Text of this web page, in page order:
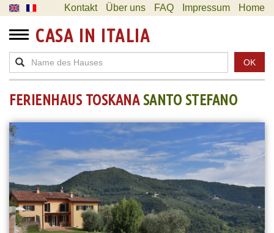
Kontakt Über uns FAQ Impressum Home
CASA IN ITALIA
OK
FERIENHAUS TOSKANASANTO STEFANO